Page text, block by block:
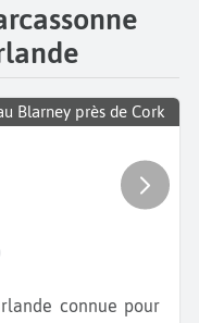
Blarney près de Cork